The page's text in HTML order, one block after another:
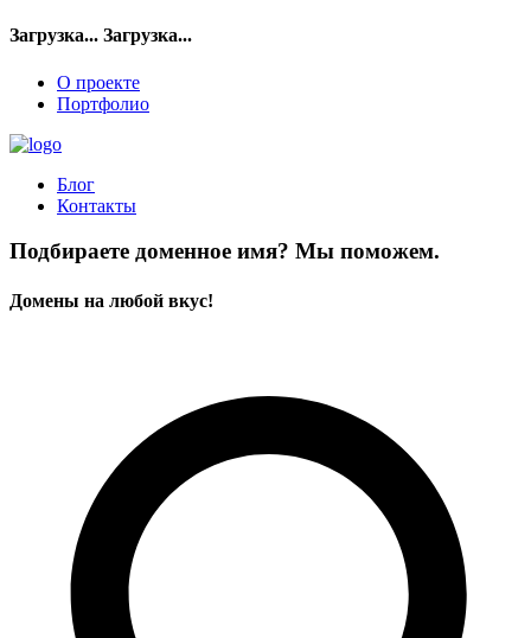
Загрузка... Загрузка...
О проекте
Портфолио
Блог
Контакты
Подбираете доменное имя? Мы поможем.
Домены на любой вкус!